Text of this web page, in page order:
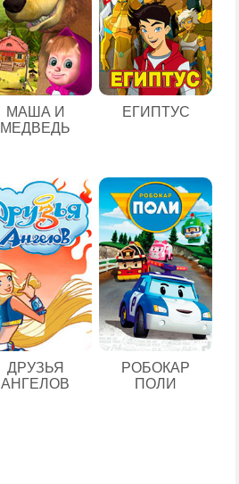
МАША И
МЕДВЕДЬ
ЕГИПТУС
ДРУЗЬЯ
АНГЕЛОВ
РОБОКАР
ПОЛИ